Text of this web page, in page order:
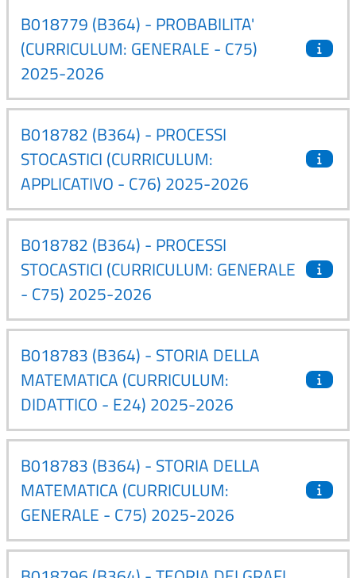
B018779 (B364) - PROBABILITA'
(CURRICULUM: GENERALE - C75)
2025-2026
B018782 (B364) - PROCESSI
STOCASTICI (CURRICULUM:
APPLICATIVO - C76) 2025-2026
B018782 (B364) - PROCESSI
STOCASTICI (CURRICULUM: GENERALE
- C75) 2025-2026
B018783 (B364) - STORIA DELLA
MATEMATICA (CURRICULUM:
DIDATTICO - E24) 2025-2026
B018783 (B364) - STORIA DELLA
MATEMATICA (CURRICULUM:
GENERALE - C75) 2025-2026